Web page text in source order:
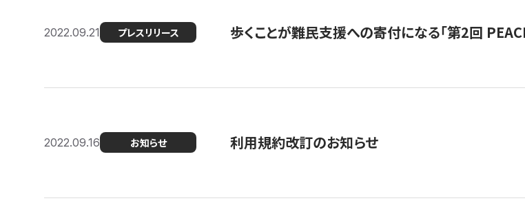
2022.09.21 プレスリリース 歩くことが難民支援への寄付になる「第2回
2022.09.16 お知らせ 利用規約改訂のお知らせ